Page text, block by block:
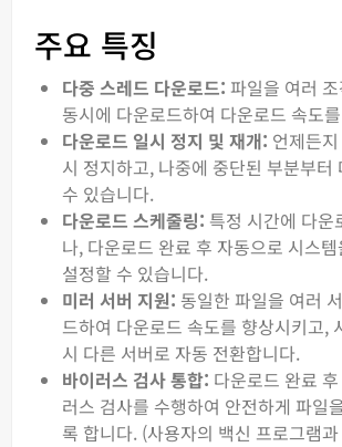
주요 특징
다중 스레드 다운로드: 파일을 여러
동시에 다운로드하여 다운로드 속도
다운로드 일시 정지 및 재개: 언제든
시 정지하고, 나중에 중단된 부분부터
수 있습니다.
다운로드 스케줄링: 특정 시간에 다운
나, 다운로드 완료 후 자동으로 시스
설정할 수 있습니다.
미러 서버 지원: 동일한 파일을 여러
드하여 다운로드 속도를 향상시키고,
시 다른 서버로 자동 전환합니다.
바이러스 검사 통합: 다운로드 완료
러스 검사를 수행하여 안전하게 파일
록 합니다. (사용자의 백신 프로그램